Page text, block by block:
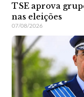
TSE aprova
nas eleições
07/08/2026